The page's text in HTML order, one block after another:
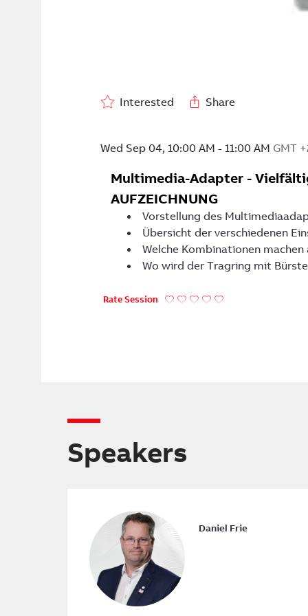
Interested Share
Wed Sep 04, 10:00 AM - 11:00 AM GMT
Multimedia-Adapter -
AUFZEICHNUNG
Vorstellung des
Übersicht der verschiedenen
Welche Kombinationen
Wo wird der Tragring mit
Rate Session
Speakers
Daniel Frie